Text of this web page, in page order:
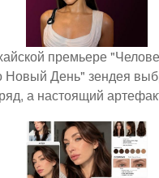
премьере
День" зендея
а настоящий